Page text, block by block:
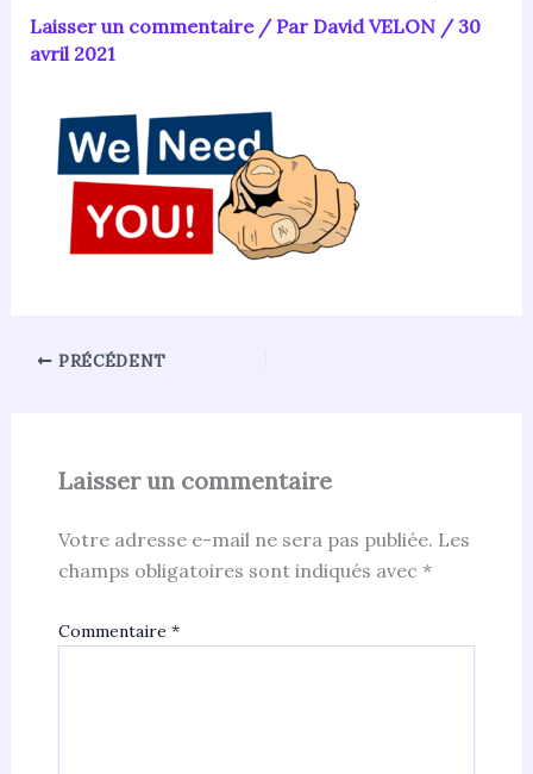
Laisser un commentaire / Par David VELON / 30
avril 2021
PRÉCÉDENT
Laisser un commentaire
Votre adresse e-mail ne sera pas publiée. Les
champs obligatoires sont indiqués avec *
Commentaire *